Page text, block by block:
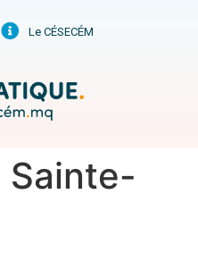
Le CÉSECÉM
Sainte-